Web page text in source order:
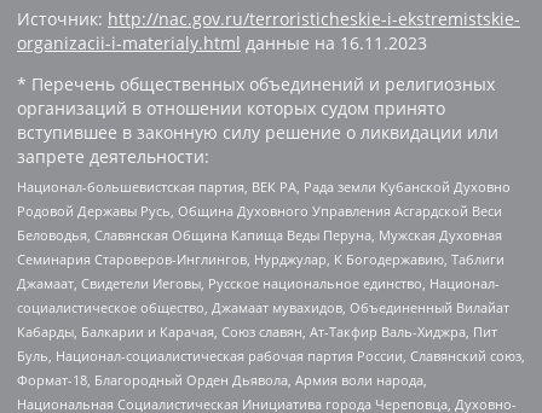
Источник: http://nac.gov.ru/terroristicheskie-i-ekstremistskie-
organizacii-i-materialy.html данные на 16.11.2023
* Перечень общественных объединений и религиозных
организаций в отношении которых судом принято
вступившее в законную силу решение о ликвидации или
запрете деятельности:
Национал-большевистская партия, ВЕК РА, Рада земли Кубанской Духовно
Родовой Державы Русь, Община Духовного Управления Асгардской Веси
Беловодья, Славянская Община Капища Веды Перуна, Мужская Духовная
Семинария Староверов-Инглингов, Нурджулар, К Богодержавию, Таблиги
Джамаат, Свидетели Иеговы, Русское национальное единство, Национал-
социалистическое общество, Джамаат мувахидов, Объединенный Вилайат
Кабарды, Балкарии и Карачая, Союз славян, Ат-Такфир Валь-Хиджра, Пит
Буль, Национал-социалистическая рабочая партия России, Славянский союз,
Формат-18, Благородный Орден Дьявола, Армия воли народа,
Национальная Социалистическая Инициатива города Череповца, Духовно-